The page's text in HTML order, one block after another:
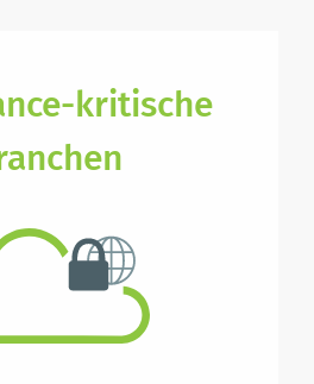
kritische